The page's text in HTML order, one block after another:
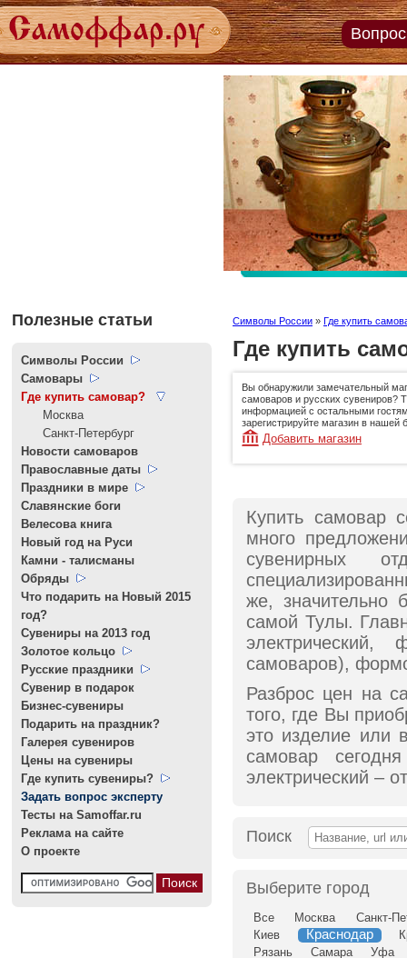
тесты
Полезные статьи
Символы России
Самовары
Где купить самовар?
Москва
Санкт-Петербург
Новости самоваров
Православные даты
Праздники в мире
Славянские боги
Велесова книга
Новый год на Руси
Камни - талисманы
Обряды
Что подарить на Новый 2015
год?
Cувениры на 2013 год
Золотое кольцо
Русские праздники
Сувенир в подарок
Бизнес-сувениры
Подарить на праздник?
Галерея сувениров
Цены на сувениры
Где купить сувениры?
Задать вопрос эксперту
Тесты на Samoffar.ru
Реклама на сайте
О проекте
Символы России » Где купить
Где купить
Вы обнаружили замечательный
самоваров и русских сувениров?
информацией с остальными
зарегистрируйте магазин в нашей
Добавить магазин
Купить самовар
много
сувенирных
же, значительно
самой Тулы.
электрический,
самоваров),
Разброс цен на
того, где Вы
это изделие или
самовар
электрический –
Поиск
Выберите город
Все Москва
Санкт-
Киев
Краснодар
Рязань
Самара Уфа